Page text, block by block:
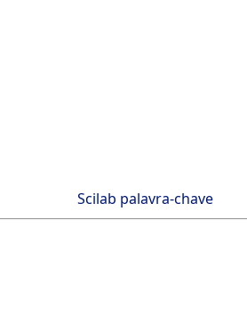
Scilab palavra-chave